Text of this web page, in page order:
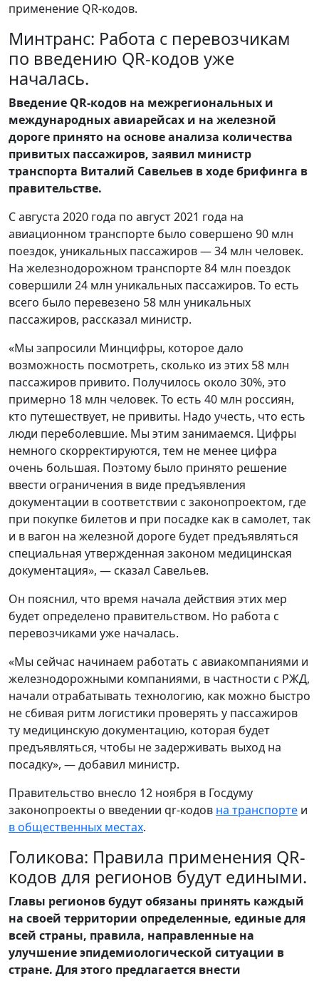
применение QR-кодов.
Минтранс: Работа с перевозчикам
по введению QR-кодов уже
началась.
Введение QR-кодов на межрегиональных и
международных авиарейсах и на железной
дороге принято на основе анализа количества
привитых пассажиров, заявил министр
транспорта Виталий Савельев в ходе брифинга в
правительстве.
С августа 2020 года по август 2021 года на
авиационном транспорте было совершено 90 млн
поездок, уникальных пассажиров — 34 млн человек.
На железнодорожном транспорте 84 млн поездок
совершили 24 млн уникальных пассажиров. То есть
всего было перевезено 58 млн уникальных
пассажиров, рассказал министр.
«Мы запросили Минцифры, которое дало
возможность посмотреть, сколько из этих 58 млн
пассажиров привито. Получилось около 30%, это
примерно 18 млн человек. То есть 40 млн россиян,
кто путешествует, не привиты. Надо учесть, что есть
люди переболевшие. Мы этим занимаемся. Цифры
немного скорректируются, тем не менее цифра
очень большая. Поэтому было принято решение
ввести ограничения в виде предъявления
документации в соответствии с законопроектом, где
при покупке билетов и при посадке как в самолет, так
и в вагон на железной дороге будет предъявляться
специальная утвержденная законом медицинская
документация», — сказал Савельев.
Он пояснил, что время начала действия этих мер
будет определено правительством. Но работа с
перевозчиками уже началась.
«Мы сейчас начинаем работать с авиакомпаниями и
железнодорожными компаниями, в частности с РЖД,
начали отрабатывать технологию, как можно быстро
не сбивая ритм логистики проверять у пассажиров
ту медицинскую документацию, которая будет
предъявляться, чтобы не задерживать выход на
посадку», — добавил министр.
Правительство внесло 12 ноября в Госдуму
законопроекты о введении qr-кодов на транспорте и
в общественных местах.
Голикова: Правила применения QR-
кодов для регионов будут едиными.
Главы регионов будут обязаны принять каждый
на своей территории определенные, единые для
всей страны, правила, направленные на
улучшение эпидемиологической ситуации в
стране. Для этого предлагается внести